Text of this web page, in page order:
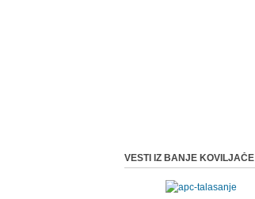
VESTI IZ BANJE KOVILJAČE